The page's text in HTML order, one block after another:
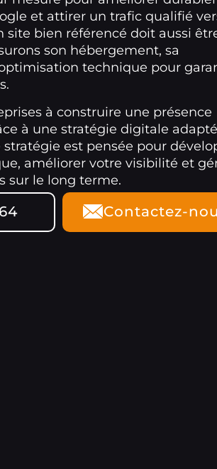
et attirer un trafic qualifié
site bien référencé doit aussi
son hébergement, sa
technique pour
à construire une présence
à une stratégie digitale
est pensée pour
améliorer votre visibilité et
sur le long terme.
Contactez-